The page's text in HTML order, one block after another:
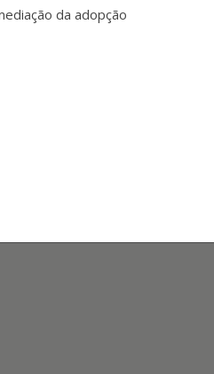
da adopção